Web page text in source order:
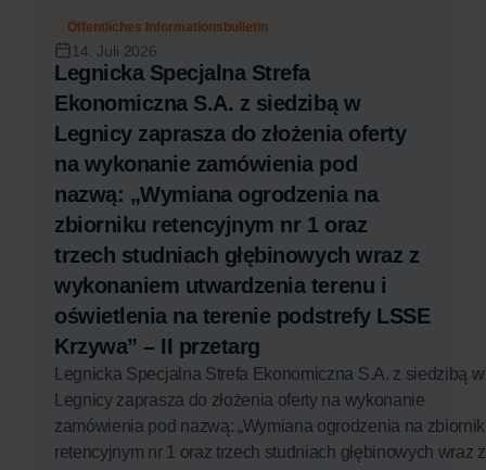
Öffentliches Informationsbulletin
14. Juli 2026
Legnicka Specjalna Strefa
Ekonomiczna S.A. z siedzibą w
Legnicy zaprasza do złożenia oferty
na wykonanie zamówienia pod
nazwą: „Wymiana ogrodzenia na
zbiorniku retencyjnym nr 1 oraz
trzech studniach głębinowych wraz z
wykonaniem utwardzenia terenu i
oświetlenia na terenie podstrefy LSSE
Krzywa” – II przetarg
Legnicka Specjalna Strefa Ekonomiczna S.A. z siedzibą w
Legnicy zaprasza do złożenia oferty na wykonanie
zamówienia pod nazwą: „Wymiana ogrodzenia na
retencyjnym nr 1 oraz trzech studniach głębinowych wraz z